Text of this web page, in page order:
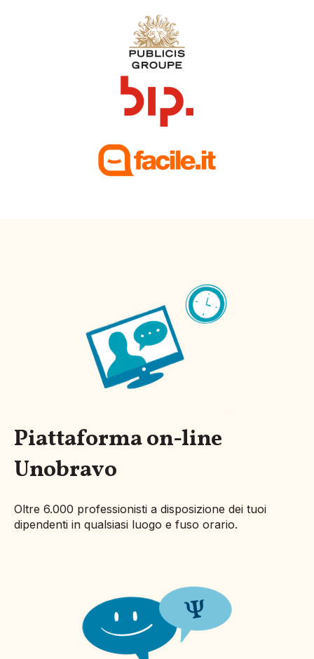
Piattaforma on-line
Unobravo
Oltre 6.000 professionisti a disposizione dei tuoi
dipendenti in qualsiasi luogo e fuso orario.